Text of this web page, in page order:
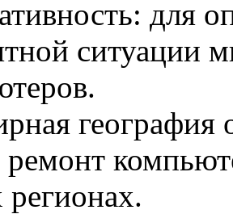
для
ситуации
география
ремонт
регионах.